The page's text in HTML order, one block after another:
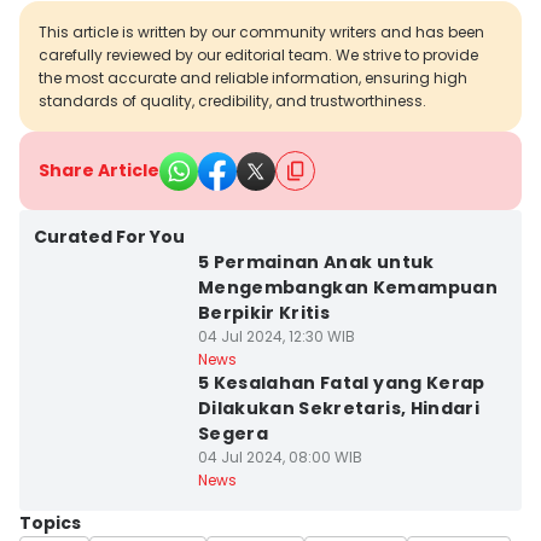
This article is written by our community writers and has been
carefully reviewed by our editorial team. We strive to provide
the most accurate and reliable information, ensuring high
standards of quality, credibility, and trustworthiness.
Share Article
Curated For You
5 Permainan Anak untuk
Mengembangkan Kemampuan
Berpikir Kritis
04 Jul 2024, 12:30 WIB
News
5 Kesalahan Fatal yang Kerap
Dilakukan Sekretaris, Hindari
Segera
04 Jul 2024, 08:00 WIB
News
Topics